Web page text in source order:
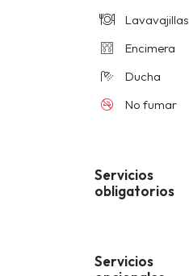
Lavavajillas
Encimera
Ducha
No fumar
Servicios
obligatorios
Servicios